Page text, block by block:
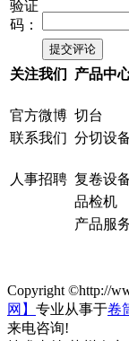
验证
码：
关注我们 产品中
官方微博 切台
联系我们 分切设
人事招聘 复卷设
品检机
产品服
Copyright ©http://
网】 专业从事于卷
来电咨询!